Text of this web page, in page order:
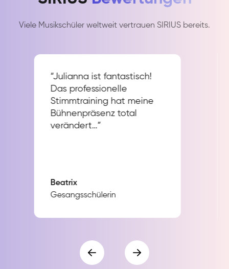
Viele Musikschüler weltweit vertrauen SIRIUS bereits.
“Julianna ist fantastisch!
Das professionelle
Stimmtraining hat meine
Bühnenpräsenz total
verändert…”
Beatrix
Gesangsschülerin